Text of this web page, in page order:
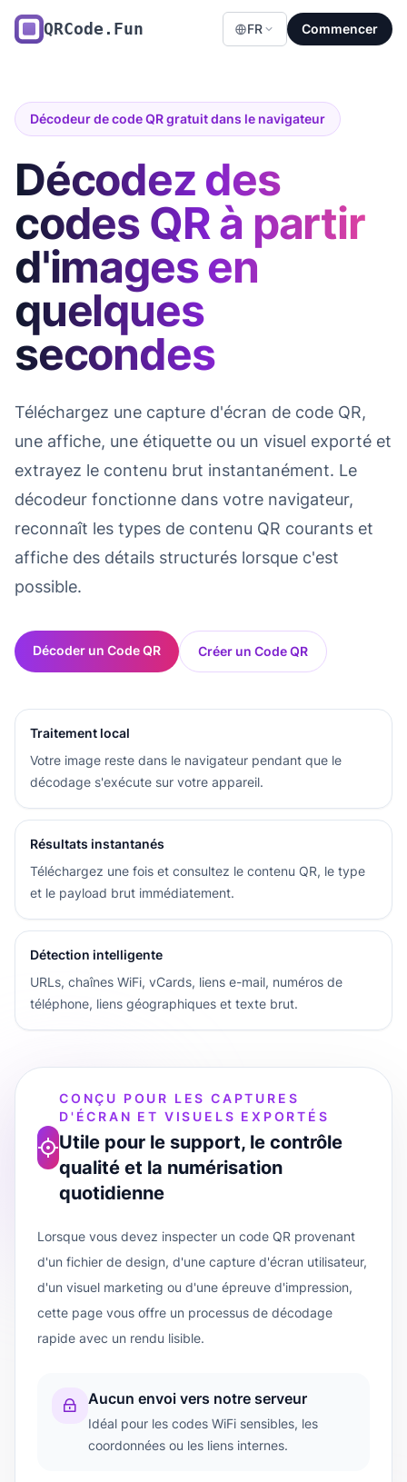
QRCode.Fun FR Commencer
Décodeur de code QR gratuit dans le navigateur
Décodez des
codes QR à partir
d'images en
quelques
secondes
Téléchargez une capture d'écran de code QR,
une affiche, une étiquette ou un visuel exporté et
extrayez le contenu brut instantanément. Le
décodeur fonctionne dans votre navigateur,
reconnaît les types de contenu QR courants et
affiche des détails structurés lorsque c'est
possible.
Décoder un Code QR Créer un Code QR
Traitement local
Votre image reste dans le navigateur pendant que le
décodage s'exécute sur votre appareil.
Résultats instantanés
Téléchargez une fois et consultez le contenu QR, le type
et le payload brut immédiatement.
Détection intelligente
URLs, chaînes WiFi, vCards, liens e-mail, numéros de
téléphone, liens géographiques et texte brut.
CONÇU POUR LES CAPTURES
D'ÉCRAN ET VISUELS EXPORTÉS
Utile pour le support, le contrôle
qualité et la numérisation
quotidienne
Lorsque vous devez inspecter un code QR provenant
d'un fichier de design, d'une capture d'écran utilisateur,
d'un visuel marketing ou d'une épreuve d'impression,
cette page vous offre un processus de décodage
rapide avec un rendu lisible.
Aucun envoi vers notre serveur
Idéal pour les codes WiFi sensibles, les
coordonnées ou les liens internes.